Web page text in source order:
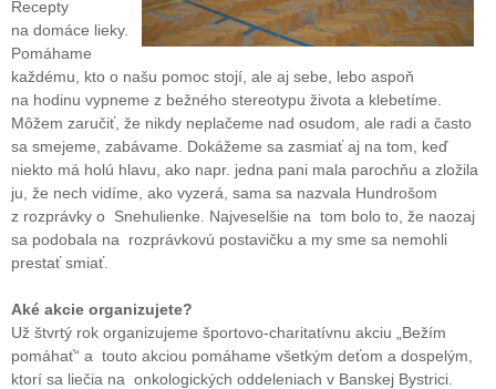
Recepty
na domáce lieky.
Pomáhame
každému, kto o našu pomoc stojí, ale aj sebe, lebo aspoň
na hodinu vypneme z bežného stereotypu života a klebetíme.
Môžem zaručiť, že nikdy neplačeme nad osudom, ale radi a často
sa smejeme, zabávame. Dokážeme sa zasmiať aj na tom, keď
niekto má holú hlavu, ako napr. jedna pani mala parochňu a zložila
ju, že nech vidíme, ako vyzerá, sama sa nazvala Hundrošom
z rozprávky o Snehulienke. Najveselšie na tom bolo to, že naozaj
sa podobala na rozprávkovú postavičku a my sme sa nemohli
prestať smiať.
Aké akcie organizujete?
Už štvrtý rok organizujeme športovo-charitatívnu akciu „Bežím
pomáhať“ a touto akciou pomáhame všetkým deťom a dospelým,
ktorí sa liečia na onkologických oddeleniach v Banskej Bystrici.